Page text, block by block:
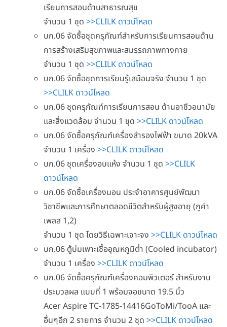
เรียนการสอนด้านสาธารณสุข
จำนวน 1 ชุด >>CLILK ดาวน์โหลด
บก.06 จัดซื้อชุดครุภัณฑ์สำหรับการเรียนการสอนด้าน
การสร้างเสริมสุขภาพและสมรรถภาพทางกาย
จำนวน 1 ชุด >>CLILK ดาวน์โหลด
บก.06 จัดซื้อชุดการเรียนรู้เสมือนจริง จำนวน 1 ชุด
>>CLILK ดาวน์โหลด
บก.06 ชุดครุภัณฑ์การเรียนการสอน ด้านอาชีวอนามัย
และสิ่งแวดล้อม จำนวน 1 ชุด >>CLILK ดาวน์โหลด
บก.06 จัดซื้อครุภัณฑ์เครื่องสำรองไฟฟ้า ขนาด 20kVA
จำนวน 1 เครื่อง >>CLILK ดาวน์โหลด
บก.06 ชุดเครื่องอบแห้ง จำนวน 1 ชุด >>CLILK
ดาวน์โหลด
บก.06 จัดซื้อเครื่องนอน ประจำอาคารศูนย์พัฒนา
วิชาชีพและการศึกษาตลอดชีวิตสำหรับผู้สูงอายุ (ภูคำ
เพลส 1,2)
จำนวน 1 ชุด โดยวิธีเฉพาะเจาะจง >>CLILK ดาวน์โหลด
บก.06 ตู้บ่มเพาะเชื้ออุณหภูมิต่ำ (Cooled incubator)
จำนวน 1 เครื่อง >>CLILK ดาวน์โหลด
บก.06 จัดซื้อครุภัณฑ์เครื่องคอมพิวเตอร์ สำหรับงาน
ประมวลผล แบบที่ 1 พร้อมจอขนาด 19.5 นิ้ว
Acer Aspire TC-1785-14416GoToMi/TooA และ
อื่นๆอีก 2 รายการ จำนวน 2 ชุด >>CLILK ดาวน์โหลด